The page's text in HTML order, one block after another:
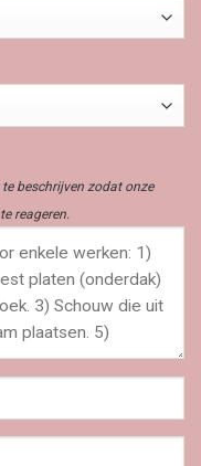
beschrijven zodat onze
reageren.